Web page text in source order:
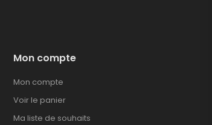
Mon compte
Mon compte
Voir le panier
Ma liste de souhaits